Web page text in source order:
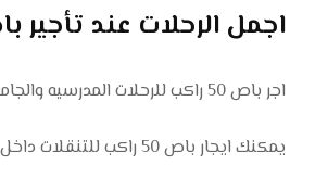
اجمل الرحلات عند تأجير باص 50 راكب
اجر باص 50 راكب للرحلات المدرسيه والجامعيه بالتالي يمكنك الاستمتاع بأجمل الرحلات مع الاقارب والاصدقاء.
يمكنك ايجار باص 50 راكب للتنقلات داخل القاهره كذلك للتوصيلات في مصر.